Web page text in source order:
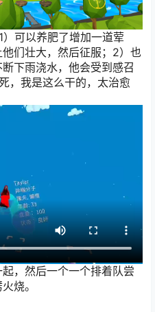
可以养肥了增加一道荤
们壮大，然后征服；2）也
下雨浇水，他会受到感召
，我是这么干的，太治愈
，然后一个一个排着队尝
烧。